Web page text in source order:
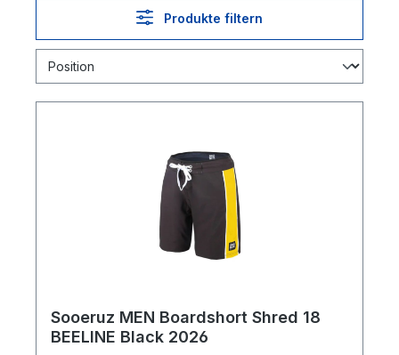
Produkte filtern
Sooeruz MEN Boardshort Shred 18
BEELINE Black 2026